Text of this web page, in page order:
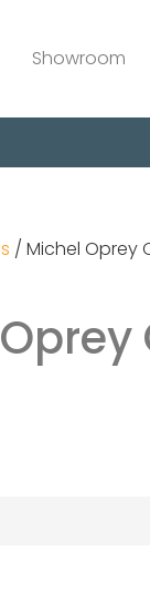
Showroom
/ Michel Oprey